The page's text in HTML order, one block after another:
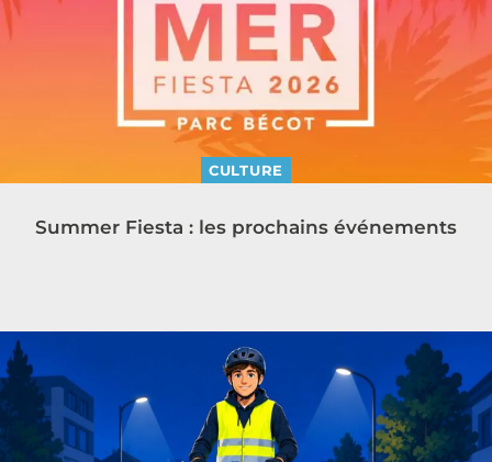
CULTURE
Summer Fiesta : les prochains événements